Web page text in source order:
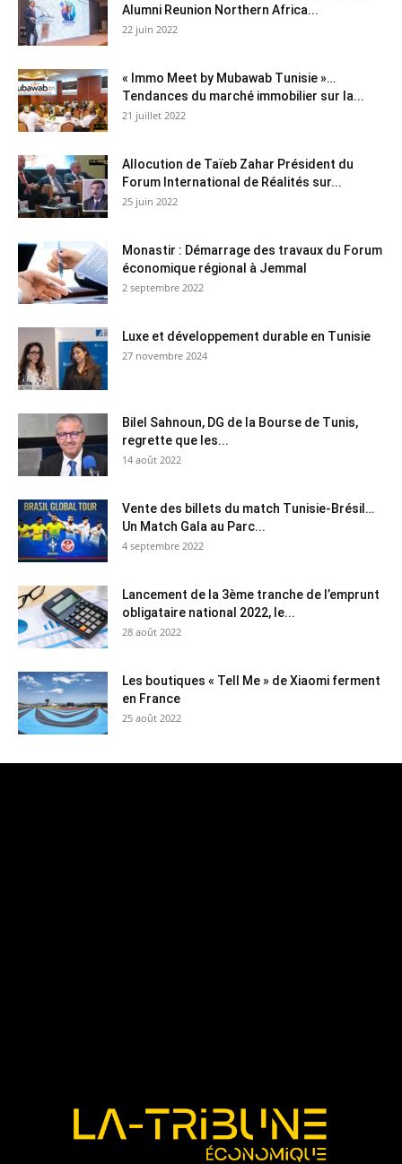
Alumni Reunion Northern Africa...
22 juin 2022
« Immo Meet by Mubawab Tunisie »…
Tendances du marché immobilier sur la...
21 juillet 2022
Allocution de Taïeb Zahar Président du
Forum International de Réalités sur...
25 juin 2022
Monastir : Démarrage des travaux du Forum
économique régional à Jemmal
2 septembre 2022
Luxe et développement durable en Tunisie
27 novembre 2024
Bilel Sahnoun, DG de la Bourse de Tunis,
regrette que les...
14 août 2022
Vente des billets du match Tunisie-Brésil…
Un Match Gala au Parc...
4 septembre 2022
Lancement de la 3ème tranche de l’emprunt
obligataire national 2022, le...
28 août 2022
Les boutiques « Tell Me » de Xiaomi ferment
en France
25 août 2022